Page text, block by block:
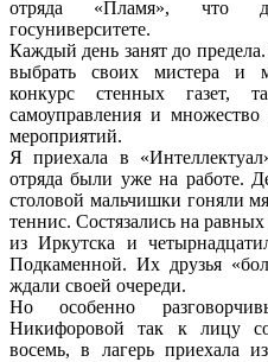
отряда «Пламя», что
госуниверситете.
Каждый день занят до
выбрать своих мистера и
конкурс стенных газет,
самоуправления и
мероприятий.
Я приехала в
отряда были уже на работе.
столовой мальчишки гоняли
теннис. Состязались на
из Иркутска и
Подкаменной. Их друзья
ждали своей очереди.
Но особенно
Никифоровой так к лицу
восемь, в лагерь приехала